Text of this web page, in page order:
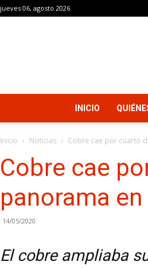
jueves 06, agosto 2026
INICIO
Inicio Noticias Cobre cae por cuarto
Cobre cae
panorama en
14/05/2020
El cobre ampliaba